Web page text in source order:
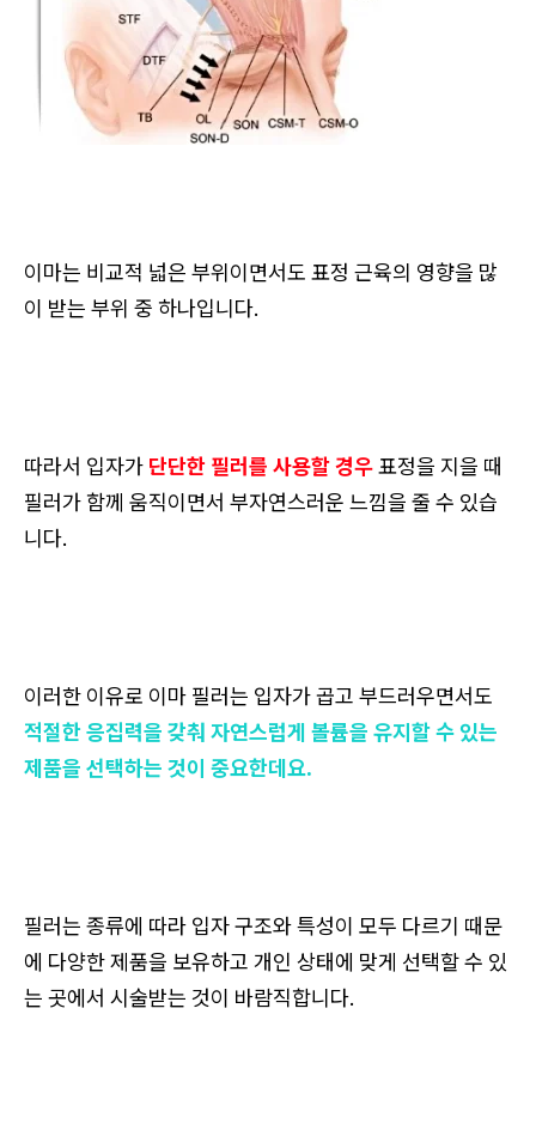
이마는 비교적 넓은 부위이면서도 표정 근육의 영향을 많
이 받는 부위 중 하나입니다.
따라서 입자가 단단한 필러를 사용할 경우표정을 지을 때
필러가 함께 움직이면서 부자연스러운 느낌을 줄 수 있습
니다.
이러한 이유로 이마 필러는 입자가 곱고 부드러우면서도
적절한 응집력을 갖춰 자연스럽게 볼륨을 유지할 수 있는
제품을 선택하는 것이 중요한데요.
필러는 종류에 따라 입자 구조와 특성이 모두 다르기 때문
에 다양한 제품을 보유하고 개인 상태에 맞게 선택할 수 있
는 곳에서 시술받는 것이 바람직합니다.